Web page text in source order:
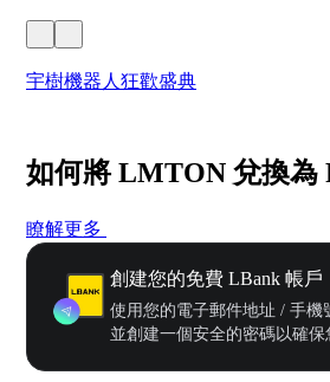
宇樹機器人狂歡盛典
如何將 LMTON 兌換為
瞭解更多
創建您的免費 LBank 帳戶
使用您的電子郵件地址 / 手機
並創建一個安全的密碼以確保